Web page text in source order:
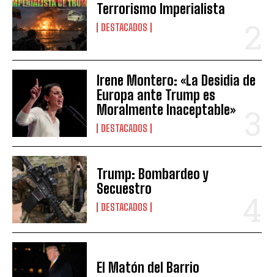
Terrorismo Imperialista
DESTACADOS
Irene Montero: «La Desidia de
Europa ante Trump es
Moralmente Inaceptable»
DESTACADOS
Trump: Bombardeo y
Secuestro
DESTACADOS
El Matón del Barrio